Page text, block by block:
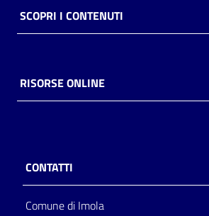
Casa
Piani
storico
per
lettura
SCOPRI I CONTENUTI
RISORSE ONLINE
CONTATTI
Comune di Imola